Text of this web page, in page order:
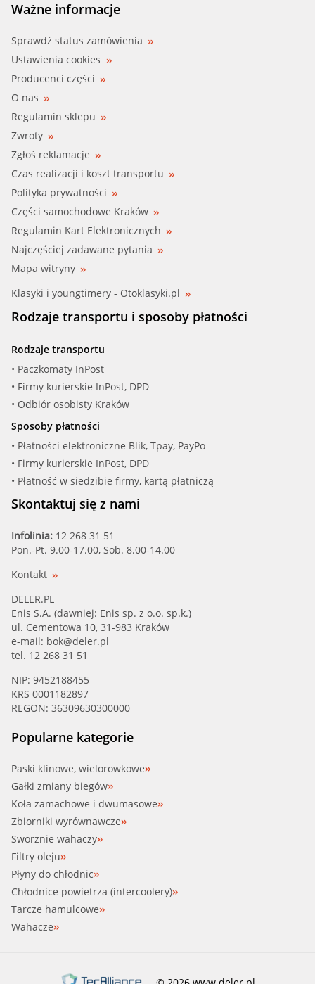
Ważne informacje
Sprawdź status zamówienia
Ustawienia cookies
Producenci części
O nas
Regulamin sklepu
Zwroty
Zgłoś reklamacje
Czas realizacji i koszt transportu
Polityka prywatności
Części samochodowe Kraków
Regulamin Kart Elektronicznych
Najczęściej zadawane pytania
Mapa witryny
Klasyki i youngtimery - Otoklasyki.pl
Rodzaje transportu i sposoby płatności
Rodzaje transportu
• Paczkomaty InPost
• Firmy kurierskie InPost, DPD
• Odbiór osobisty Kraków
Sposoby płatności
• Płatności elektroniczne Blik, Tpay, PayPo
• Firmy kurierskie InPost, DPD
• Płatność w siedzibie firmy, kartą płatniczą
Skontaktuj się z nami
Infolinia: 12 268 31 51
Pon.-Pt. 9.00-17.00, Sob. 8.00-14.00
Kontakt
DELER.PL
Enis S.A. (dawniej: Enis sp. z o.o. sp.k.)
ul. Cementowa 10, 31-983 Kraków
e-mail: bok@deler.pl
tel. 12 268 31 51
NIP: 9452188455
KRS 0001182897
REGON: 36309630300000
Popularne kategorie
Paski klinowe, wielorowkowe
Gałki zmiany biegów
Koła zamachowe i dwumasowe
Zbiorniki wyrównawcze
Sworznie wahaczy
Filtry oleju
Płyny do chłodnic
Chłodnice powietrza (intercoolery)
Tarcze hamulcowe
Wahacze